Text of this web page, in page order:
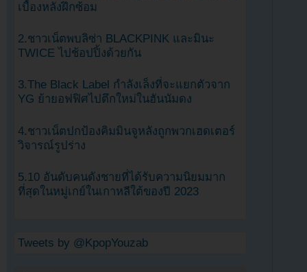
เบื้องหลังฝึกซ้อม
2.ชาวเน็ตพบลิซ่า BLACKPINK และมินะ
TWICE ไปช้อปปิ้งด้วยกัน
3.The Black Label กำลังเล็งที่จะแยกตัวจาก
YG ย้ายอฟฟิศไปตึกใหม่ในฮันนัมดง
4.ชาวเน็ตปกป้องคิมมินจูหลังถูกพวกเฮดเตอร์
วิจารณ์รูปร่าง
5.10 อันดับคนดังชายที่ได้รับความนิยมมาก
ที่สุดในหมู่เกย์ในเกาหลีใต้ของปี 2023
Tweets by @KpopYouzab